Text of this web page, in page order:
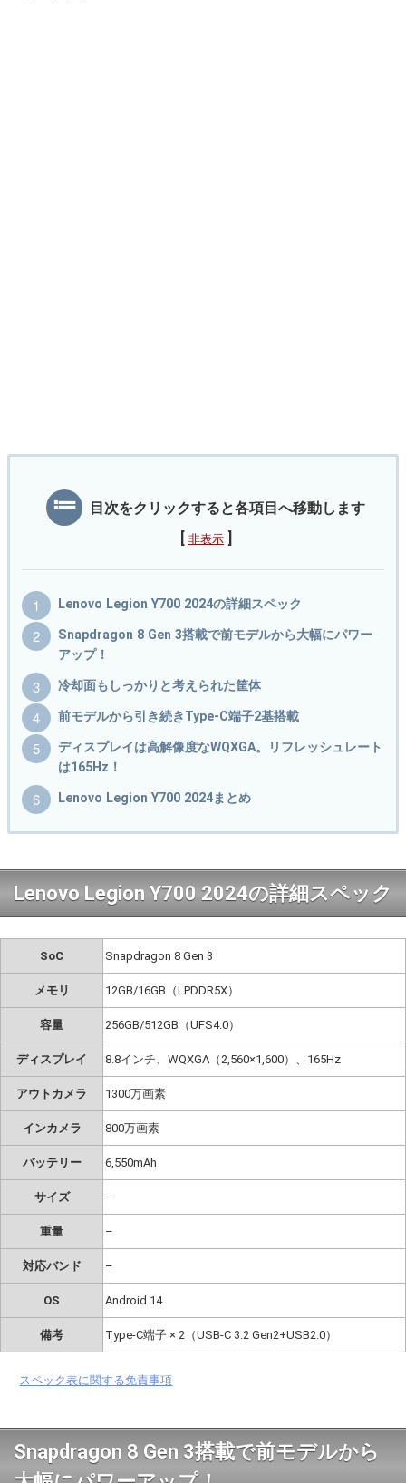
目次をクリックすると各項目へ移動します
[ 非表示 ]
Lenovo Legion Y700 2024の詳細スペック
Snapdragon 8 Gen 3搭載で前モデルから大幅にパワー
アップ！
冷却面もしっかりと考えられた筐体
前モデルから引き続きType-C端子2基搭載
ディスプレイは高解像度なWQXGA。リフレッシュレート
は165Hz！
Lenovo Legion Y700 2024まとめ
Lenovo Legion Y700 2024の詳細スペック
SoC Snapdragon 8 Gen 3
メモリ 12GB/16GB（LPDDR5X）
容量 256GB/512GB（UFS4.0）
ディスプレイ 8.8インチ、WQXGA（2,560×1,600）、165Hz
アウトカメラ 1300万画素
インカメラ 800万画素
バッテリー 6,550mAh
サイズ –
重量 –
対応バンド –
OS Android 14
備考 Type-C端子 × 2（USB-C 3.2 Gen2+USB2.0）
スペック表に関する免責事項
Snapdragon 8 Gen 3搭載で前モデルから